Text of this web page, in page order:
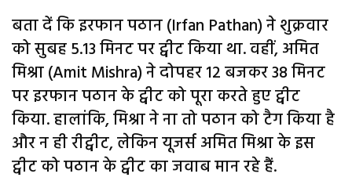
बता दें कि इरफान पठान (Irfan Pathan) ने शुक्रवार
को सुबह 5.13 मिनट पर ट्वीट किया था. वहीं, अमित
मिश्रा (Amit Mishra) ने दोपहर 12 बजकर 38 मिनट
पर इरफान पठान के ट्वीट को पूरा करते हुए ट्वीट
किया. हालांकि, मिश्रा ने ना तो पठान को टैग किया है
और न ही रीट्वीट, लेकिन यूजर्स अमित मिश्रा के इस
ट्वीट को पठान के ट्वीट का जवाब मान रहे हैं.